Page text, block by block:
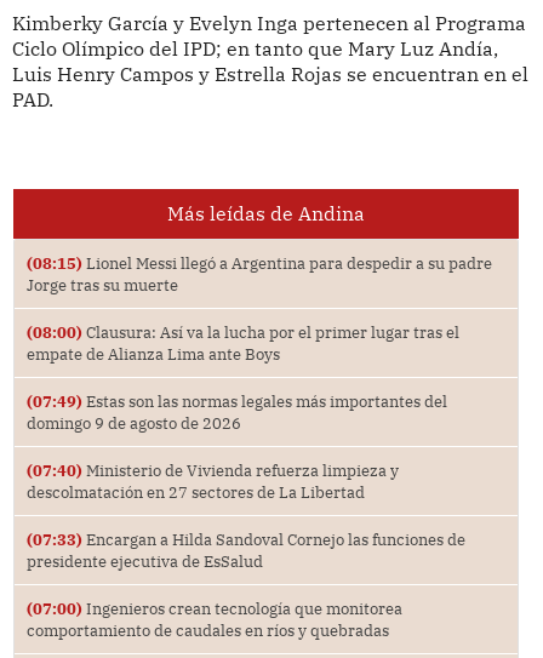
Kimberky García y Evelyn Inga pertenecen al Programa
Ciclo Olímpico del IPD; en tanto que Mary Luz Andía,
Luis Henry Campos y Estrella Rojas se encuentran en el
PAD.
Más leídas de Andina
(08:15) Lionel Messi llegó a Argentina para despedir a su padre
Jorge tras su muerte
(08:00) Clausura: Así va la lucha por el primer lugar tras el
empate de Alianza Lima ante Boys
(07:49) Estas son las normas legales más importantes del
domingo 9 de agosto de 2026
(07:40) Ministerio de Vivienda refuerza limpieza y
descolmatación en 27 sectores de La Libertad
(07:33) Encargan a Hilda Sandoval Cornejo las funciones de
presidente ejecutiva de EsSalud
(07:00) Ingenieros crean tecnología que monitorea
comportamiento de caudales en ríos y quebradas